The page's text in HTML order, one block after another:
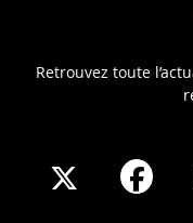
Retrouvez toute
Share